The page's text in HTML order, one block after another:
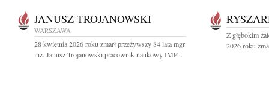
JANUSZ TROJANOWSKI
WARSZAWA
28 kwietnia 2026 roku zmarł przeżywszy 84 lata mgr
inż. Janusz Trojanowski pracownik naukowy IMP...
Z głębokim
2026 roku